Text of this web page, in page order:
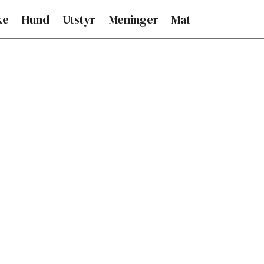
Hund Utstyr Meninger Mat